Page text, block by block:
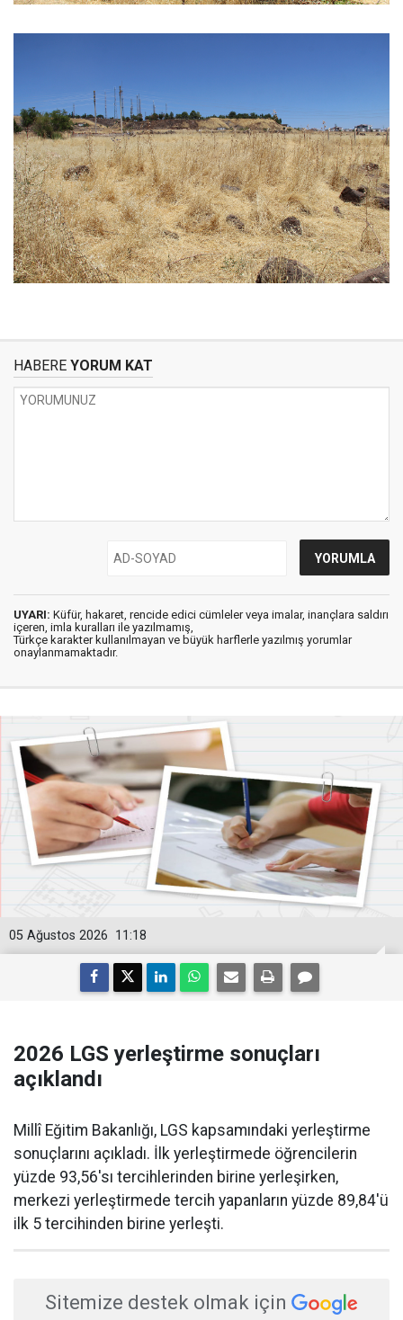
HABERE YORUM KAT
UYARI: Küfür, hakaret, rencide edici cümleler veya imalar, inançlara saldırı
içeren, imla kuralları ile yazılmamış,
Türkçe karakter kullanılmayan ve büyük harflerle yazılmış yorumlar
onaylanmamaktadır.
11:18
05 Ağustos 2026
2026 LGS yerleştirme sonuçları
açıklandı
Millî Eğitim Bakanlığı, LGS kapsamındaki yerleştirme
sonuçlarını açıkladı. İlk yerleştirmede öğrencilerin
yüzde 93,56'sı tercihlerinden birine yerleşirken,
merkezi yerleştirmede tercih yapanların yüzde 89,84'ü
ilk 5 tercihinden birine yerleşti.
Sitemize destek olmak için